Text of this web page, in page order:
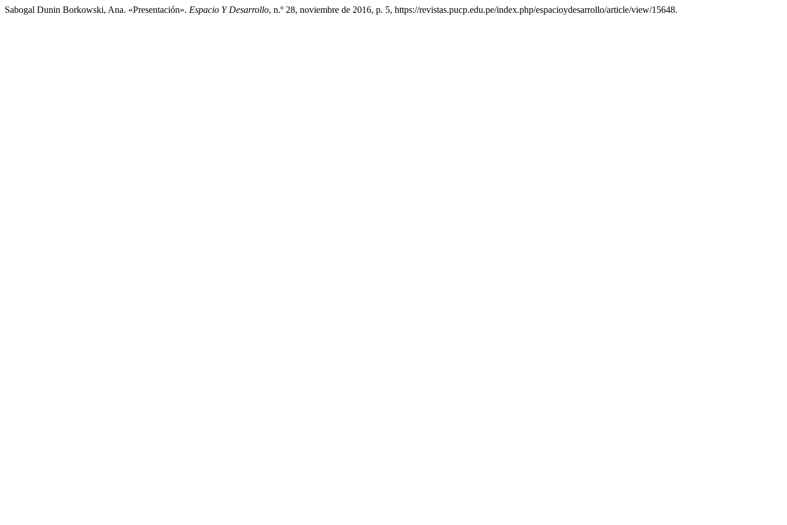
Sabogal Dunin Borkowski, Ana. «Presentación». Espacio Y Desarrollo, n.º 28, noviembre de 2016, p. 5, https://revistas.pucp.edu.pe/index.php/espacioydesarrollo/article/view/15648.